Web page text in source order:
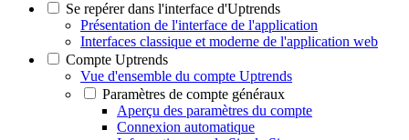
Se repérer dans l'interface d'Uptrends
Présentation de l'interface de l'application
Interfaces classique et moderne de l'application web
Compte Uptrends
Vue d'ensemble du compte Uptrends
Paramètres de compte généraux
Aperçu des paramètres du compte
Connexion automatique